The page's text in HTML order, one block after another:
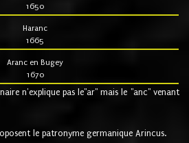
1650
Haranc
1665
Aranc en Bugey
1670
n'explique pas le"ar" mais le "anc" venant
le patronyme germanique Arincus.